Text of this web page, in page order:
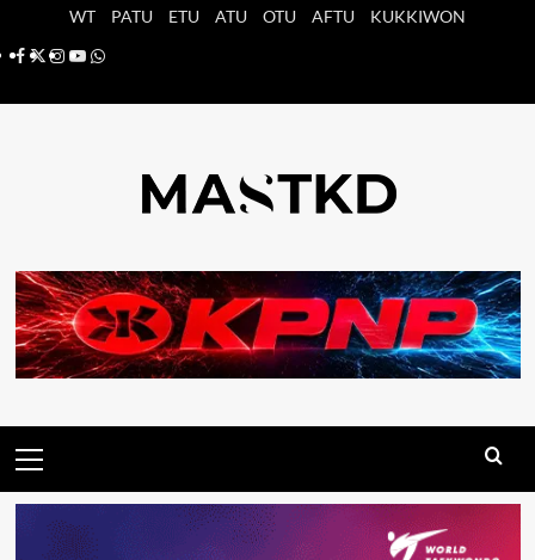
WT PATU ETU ATU OTU AFTU
KUKKIWON
Facebook
X Instagram
YouTube
Whatsapp
principal